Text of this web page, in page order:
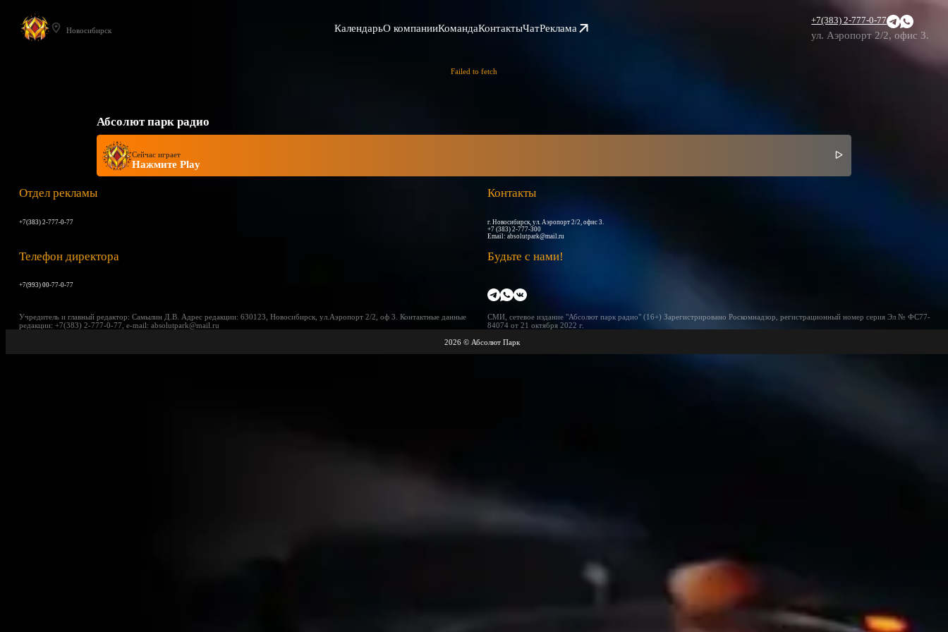
Новосибирск КалендарьО компанииКомандаКонтактыЧатРеклама
+7(383) 2-777-0-77
ул. Аэропорт 2/2, офис 3.
Failed to fetch
Абсолют парк радио
Сейчас играет
Нажмите Play
Отдел рекламы
+7(383) 2-777-0-77
Контакты
г. Новосибирск, ул. Аэропорт 2/2, офис 3.
+7 (383) 2-777-300
Email: absolutpark@mail.ru
Телефон директора
+7(993) 00-77-0-77
Будьте с нами!
Учредитель и главный редактор: Самылин Д.В. Адрес редакции: 630123, Новосибирск, ул.Аэропорт 2/2, оф 3. Контактные данные
редакции: +7(383) 2-777-0-77, e-mail: absolutpark@mail.ru
СМИ, сетевое издание "Абсолют парк радио" (16+) Зарегистрировано Роскомнадзор, регистрационный номер серия Эл № ФС77-
84074 от 21 октября 2022 г.
2026 © Абсолют Парк